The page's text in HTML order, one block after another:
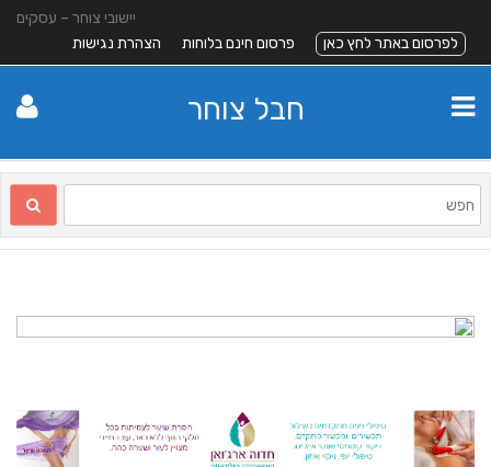
יישובי צוחר – עסקים
לפרסום באתר לחץ כאן
פרסום חינם בלוחות הצהרת נגישות
חבל צוחר